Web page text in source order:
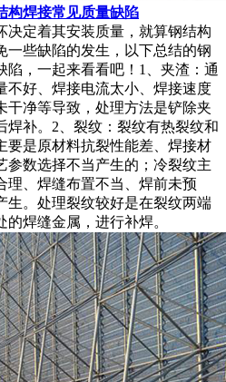
构焊接常见质量缺陷
决定着其安装质量，就算钢结构
一些缺陷的发生，以下总结的钢
陷，一起来看看吧！1、夹渣：通
不好、焊接电流太小、焊接速度
干净等导致，处理方法是铲除夹
焊补。2、裂纹：裂纹有热裂纹和
要是原材料抗裂性能差、焊接材
参数选择不当产生的；冷裂纹主
理、焊缝布置不当、焊前未预
生。处理裂纹较好是在裂纹两端
焊缝金属，进行补焊。